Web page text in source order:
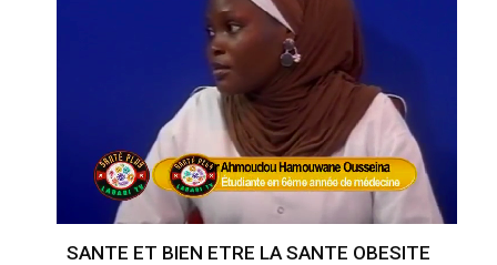
SANTE ET BIEN ETRE LA SANTE OBESITE